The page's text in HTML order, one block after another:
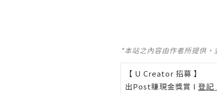
*本站之內容由作者所提供
【 U Creator 招募 】
出Post賺現金獎賞 l 登記